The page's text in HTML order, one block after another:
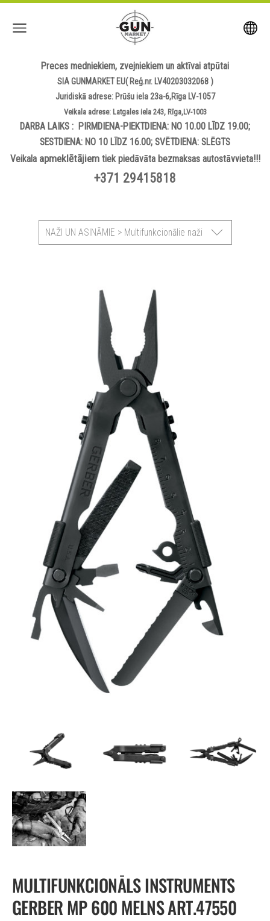
Preces medniekiem, zvejniekiem un aktīvai atpūtai
SIA GUNMARKET EU( Reģ.nr. LV40203032068 )
Juridiskā adrese: Prūšu iela 23a-6,Rīga LV-1057
Veikala adrese: Latgales iela 243, Rīga,LV-1003
DARBA LAIKS : PIRMDIENA-PIEKTDIENA: NO 10.00 LĪDZ 19.00;
SESTDIENA: NO 10 LĪDZ 16.00; SVĒTDIENA: SLĒGTS
Veikala apmeklētājiemtiek piedāvāta bezmaksas autostāvvieta!!!
+371 29415818
NAŽI UN ASINĀMIE > Multifunkcionālie naži
MULTIFUNKCIONĀLS INSTRUMENTS
GERBER MP 600 MELNS ART.47550